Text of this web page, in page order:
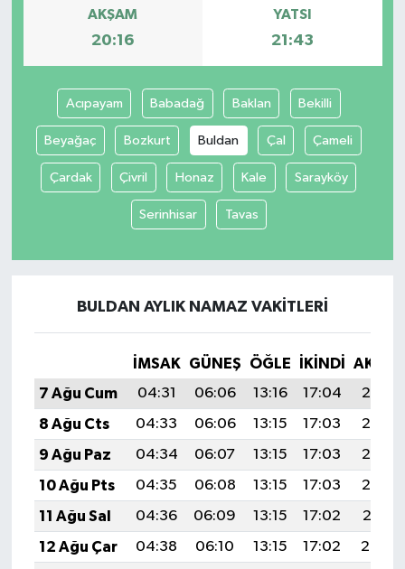
AKŞAM
20:16
YATSI
21:43
Acıpayam Babadağ Baklan Bekilli
Beyağaç Bozkurt Buldan Çal Çameli
Çardak Çivril Honaz Kale Sarayköy
Serinhisar Tavas
BULDAN AYLIK NAMAZ VAKITLERI
İMSAK GÜNEŞ ÖĞLE İKINDI
7 Ağu Cum
04:31 06:06 13:16 17:04
20:16
8 Ağu Cts
04:33 06:06 13:15 17:03
20:15
9 Ağu Paz
04:34 06:07 13:15 17:03
20:13
10 Ağu Pts
04:35 06:08 13:15 17:03
20:12
11 Ağu Sal
04:36 06:09 13:15 17:02
20:11
12 Ağu Çar
04:38 06:10 13:15 17:02
20:10